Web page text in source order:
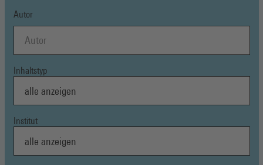
Autor
Inhaltstyp
Institut